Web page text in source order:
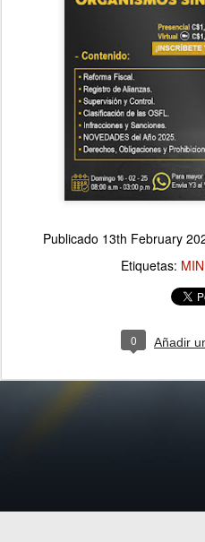
Publicado 13th February
Etiquetas:
0 Añadir